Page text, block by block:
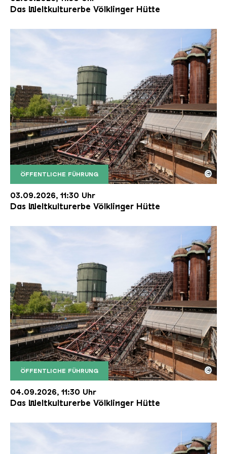
Das Weltkulturerbe Völklinger Hütte
ÖFFENTLICHE FÜHRUNG
Der Erzschrägaufzug der Völklinger Hütte mit
Copyright: Weltkulturerbe Völklinger Hütte | Karl
©
03.09.2026, 11:30 Uhr
Das Weltkulturerbe Völklinger Hütte
ÖFFENTLICHE FÜHRUNG
Der Erzschrägaufzug der Völklinger Hütte mit
Copyright: Weltkulturerbe Völklinger Hütte | Karl
©
04.09.2026, 11:30 Uhr
Das Weltkulturerbe Völklinger Hütte